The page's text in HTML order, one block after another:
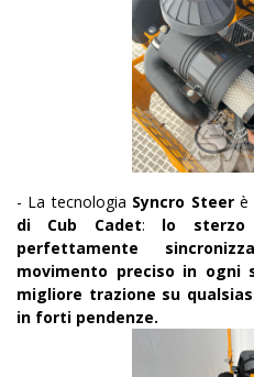
- La tecnologia Syncro Steer è
di Cub Cadet: lo sterzo
perfettamente
movimento preciso in ogni
migliore trazione su
in forti pendenze.